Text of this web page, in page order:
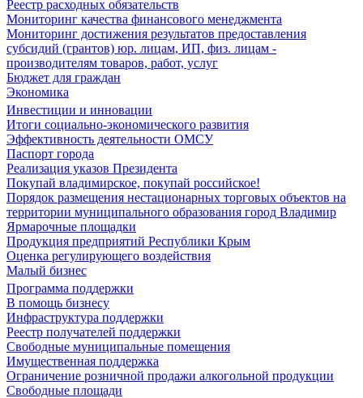
Реестр расходных обязательств
Мониторинг качества финансового менеджмента
Мониторинг достижения результатов предоставления
субсидий (грантов) юр. лицам, ИП, физ. лицам -
производителям товаров, работ, услуг
Бюджет для граждан
Экономика
Инвестиции и инновации
Итоги социально-экономического развития
Эффективность деятельности ОМСУ
Паспорт города
Реализация указов Президента
Покупай владимирское, покупай российское!
Порядок размещения нестационарных торговых объектов на
территории муниципального образования город Владимир
Ярмарочные площадки
Продукция предприятий Республики Крым
Оценка регулирующего воздействия
Малый бизнес
Программа поддержки
В помощь бизнесу
Инфраструктура поддержки
Реестр получателей поддержки
Свободные муниципальные помещения
Имущественная поддержка
Ограничение розничной продажи алкогольной продукции
Свободные площади